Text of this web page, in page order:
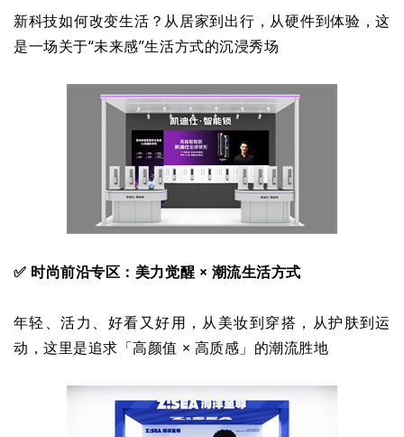
新科技如何改变生活？从居家到出行，从硬件到体验，这
是一场关于“未来感”生活方式的沉浸秀场
✅ 时尚前沿专区：美力觉醒 × 潮流生活方式
年轻、活力、好看又好用，从美妆到穿搭，从护肤到运
动，这里是追求「高颜值 × 高质感」的潮流胜地